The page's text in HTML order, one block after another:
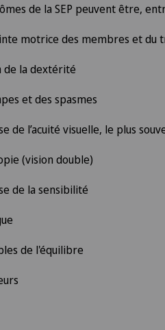
de la SEP peuvent être,
motrice des membres et du
de la dextérité
et des spasmes
de l’acuité visuelle, le plus
(vision double)
de la sensibilité
de l'équilibre